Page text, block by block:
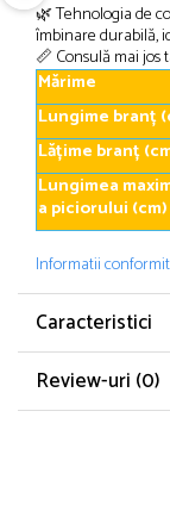
🌿 Tehnologia de
îmbinare durabilă,
📏 Consulă mai
Mărime
Lungime branț
Lățime branț
Lungimea
a piciorului (cm)
Informatii
Caracteristici
Review-uri (0)